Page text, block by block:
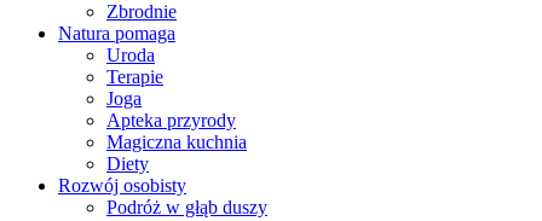
Zbrodnie
Natura pomaga
Uroda
Terapie
Joga
Apteka przyrody
Magiczna kuchnia
Diety
Rozwój osobisty
Podróż w głąb duszy